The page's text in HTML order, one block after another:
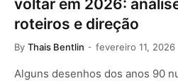
voltar em 2026:
roteiros e direção
By Thais Bentlin fevereiro 11, 2026
Alguns desenhos dos anos 90